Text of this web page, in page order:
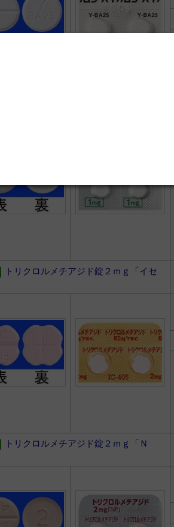
トリクロルメチアジド錠２ｍｇ「イセ
トリクロルメチアジド錠２ｍｇ「Ｎ